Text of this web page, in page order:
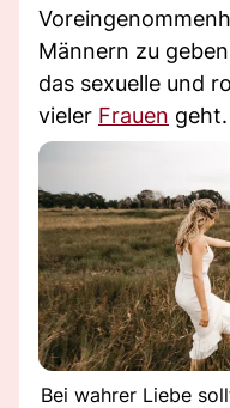
Männern zu
das sexuelle und
vieler Frauen geht.
Bei wahrer Liebe